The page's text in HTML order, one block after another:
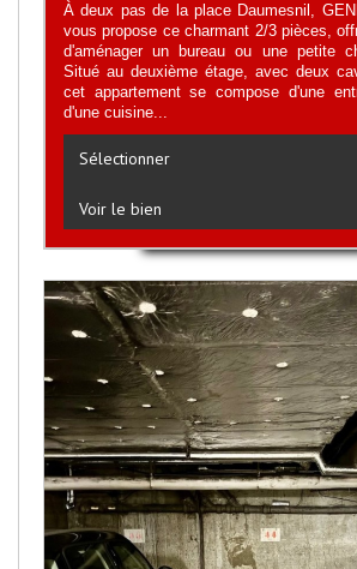
À deux pas de la place Daumesnil,
vous propose ce charmant 2/3 pièces,
d'aménager un bureau ou une petite
Situé au deuxième étage, avec deux
cet appartement se compose d'une
d'une cuisine...
Sélectionner
Voir le bien